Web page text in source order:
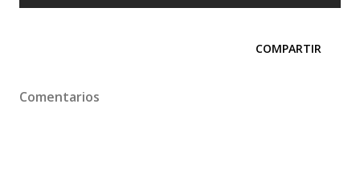
COMPARTIR
Comentarios